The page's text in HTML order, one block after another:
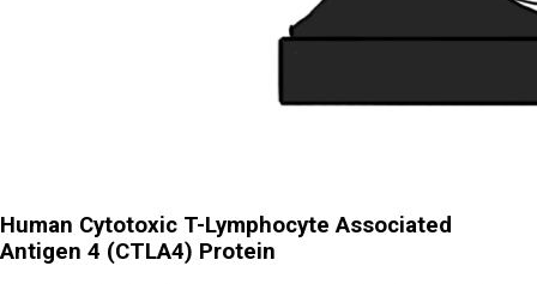
Human Cytotoxic T-Lymphocyte Associated
Antigen 4 (CTLA4) Protein